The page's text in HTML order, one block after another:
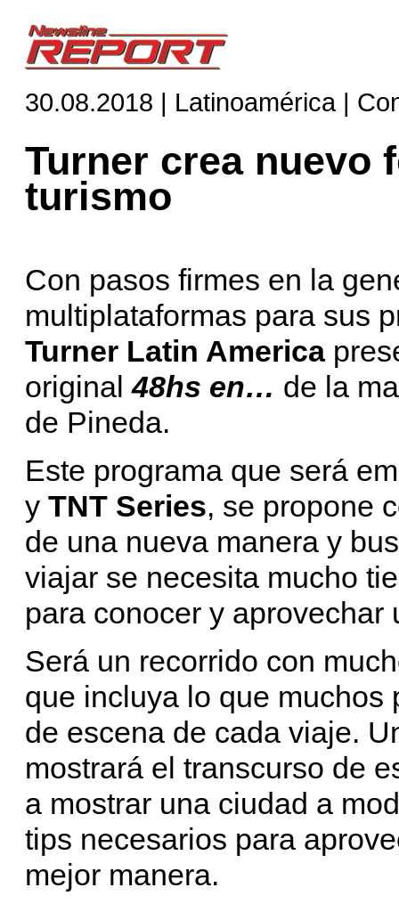
30.08.2018 | Latinoamérica |
Turner crea nuevo
turismo
Con pasos firmes en la
multiplataformas para sus
Turner Latin America
original48hs en… de la
de Pineda.
Este programa que será
y TNT Series, se propone
de una nueva manera y
viajar se necesita mucho
para conocer y aprovechar
Será un recorrido con
que incluya lo que muchos
de escena de cada viaje.
mostrará el transcurso de
a mostrar una ciudad a
tips necesarios para
mejor manera.